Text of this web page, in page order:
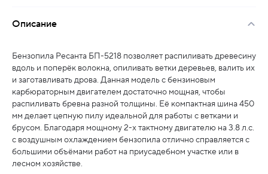
Описание
Бензопила Ресанта БП-5218 позволяет распиливать древесину
вдоль и поперёк волокна, опиливать ветки деревьев, валить их
и заготавливать дрова. Данная модель с бензиновым
карбюраторным двигателем достаточно мощная, чтобы
распиливать бревна разной толщины. Её компактная шина 450
мм делает цепную пилу идеальной для работы с ветками и
брусом. Благодаря мощному 2-х тактному двигателю на 3.8 л.с.
с воздушным охлаждением бензопила отлично справляется с
большими объёмами работ на приусадебном участке или в
лесном хозяйстве.